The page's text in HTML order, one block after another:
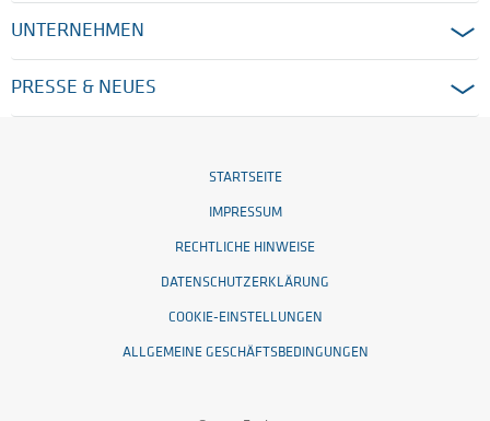
UNTERNEHMEN
PRESSE & NEUES
STARTSEITE
IMPRESSUM
RECHTLICHE HINWEISE
DATENSCHUTZERKLÄRUNG
COOKIE-EINSTELLUNGEN
ALLGEMEINE GESCHÄFTSBEDINGUNGEN